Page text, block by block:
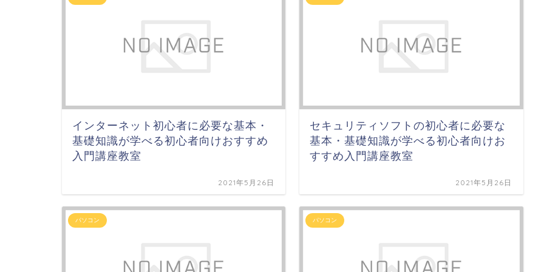
インターネット初心者に必要な基本・
基礎知識が学べる初心者向けおすすめ
入門講座教室
2021年5月26日
セキュリティソフトの初心者に必要な
基本・基礎知識が学べる初心者向けお
すすめ入門講座教室
2021年5月26日
パソコン パソコン